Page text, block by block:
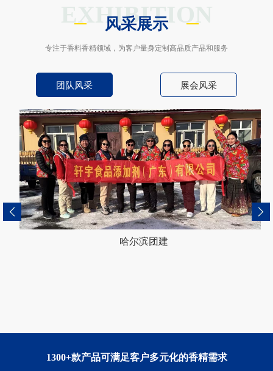
EXHIBITION
风采展示
专注于香料香精领域，为客户量身定制高品质产品和服务
团队风采 展会风采
哈尔滨团建
1300+款产品可满足客户多元化的香精需求